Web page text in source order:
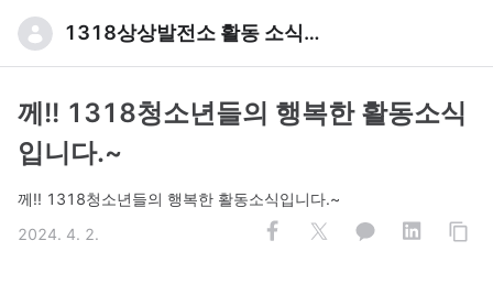
1318상상발전소 활동 소식입니다
께!! 1318청소년들의 행복한 활동소식
입니다.~
께!! 1318청소년들의 행복한 활동소식입니다.~
2024. 4. 2.